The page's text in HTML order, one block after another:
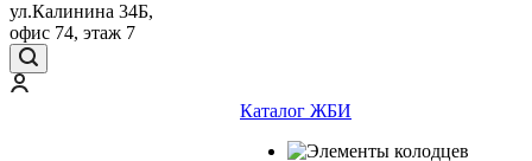
ул.Калинина 34Б,
офис 74, этаж 7
Каталог ЖБИ